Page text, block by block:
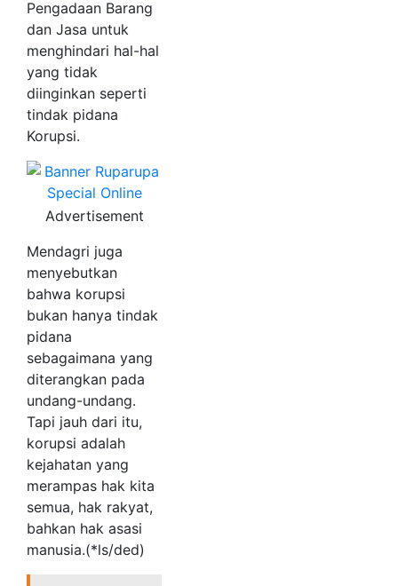
Pengadaan Barang
dan Jasa untuk
menghindari hal-hal
yang tidak
diinginkan seperti
tindak pidana
Korupsi.
Advertisement
Mendagri juga
menyebutkan
bahwa korupsi
bukan hanya tindak
pidana
sebagaimana yang
diterangkan pada
undang-undang.
Tapi jauh dari itu,
korupsi adalah
kejahatan yang
merampas hak kita
semua, hak rakyat,
bahkan hak asasi
manusia.(*ls/ded)